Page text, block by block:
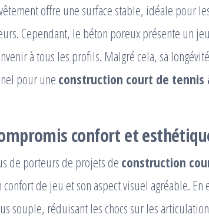
offre une surface stable, idéale pour
Cependant, le béton poreux présente un jeu
à tous les profils. Malgré cela, sa
pour uneconstruction court de tennis
confort et
de porteurs de projets de construction
de jeu et son aspect visuel agréable. En
souple, réduisant les chocs sur les